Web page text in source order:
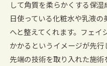
して角質を柔らかくする保
日使っている化粧水や乳液
へと整えてくれます。フェイ
かかるというイメージが先
先端の技術を取り入れた施術